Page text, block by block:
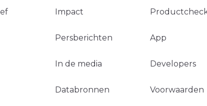
Impact
Persberichten
In de media
Databronnen
App
Developers
Voorwaarden